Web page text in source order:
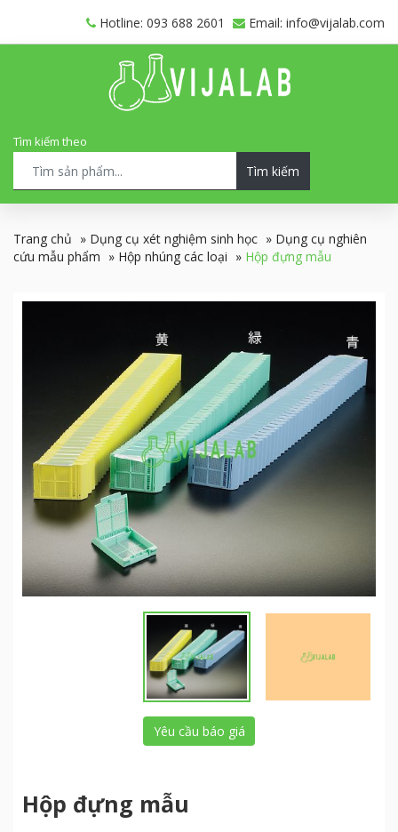
Hotline: 093 688 2601 Email: info@vijalab.com
Tìm kiếm theo
Tìm kiếm
Trang chủ » Dụng cụ xét nghiệm sinh học » Dụng cụ nghiên
cứu mẫu phẩm » Hộp nhúng các loại » Hộp đựng mẫu
Yêu cầu báo giá
Hộp đựng mẫu